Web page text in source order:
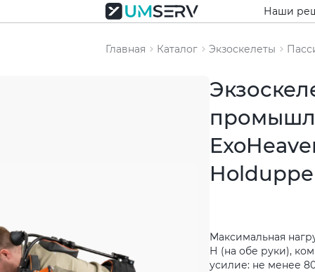
Наши
Главная Каталог Экзоскелеты
Максимальная
Н (на обе руки),
усилие: не менее